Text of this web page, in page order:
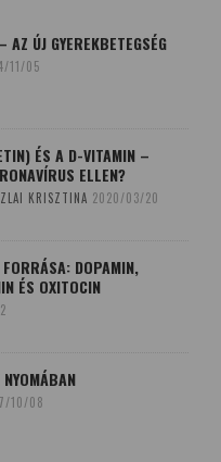
ÚJ GYEREKBETEGSÉG
11/05
ÉS A D-VITAMIN –
ELLEN?
KRISZTINA 2020/03/20
FORRÁSA: DOPAMIN,
ÉS OXITOCIN
10/08